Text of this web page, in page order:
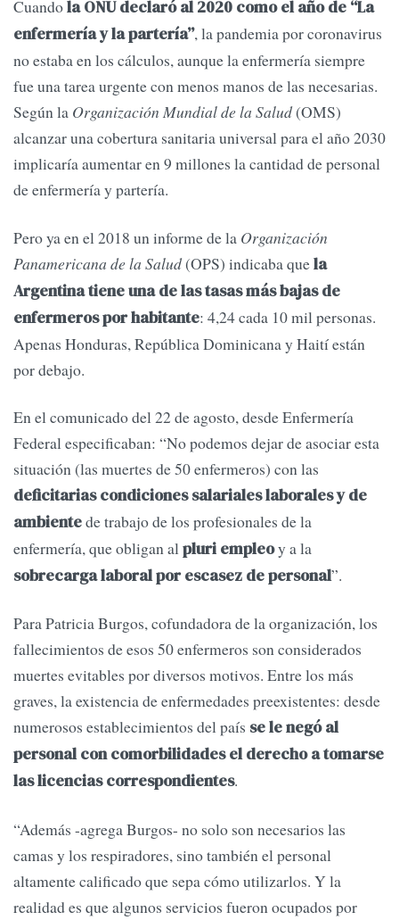
Cuandola ONU declaró al 2020 como el año de “La
enfermería y la partería”, la pandemia por coronavirus
no estaba en los cálculos, aunque la enfermería siempre
fue una tarea urgente con menos manos de las necesarias.
Según la Organización Mundial de la Salud(OMS)
alcanzar una cobertura sanitaria universal para el año 2030
implicaría aumentar en 9 millones la cantidad de personal
de enfermería y partería.
Pero ya en el 2018 un informe de la Organización
Panamericana de la Salud(OPS) indicaba quela
Argentina tiene una de las tasas más bajas de
enfermeros por habitante: 4,24 cada 10 mil personas.
Apenas Honduras, República Dominicana y Haití están
por debajo.
En el comunicado del 22 de agosto, desde Enfermería
Federal especificaban: “No podemos dejar de asociar esta
situación (las muertes de 50 enfermeros) con las
deficitarias condiciones salariales laborales y de
ambientede trabajo de los profesionales de la
enfermería, que obligan alpluri empleoy a la
sobrecarga laboral por escasez de personal”.
Para Patricia Burgos, cofundadora de la organización, los
fallecimientos de esos 50 enfermeros son considerados
muertes evitables por diversos motivos. Entre los más
graves, la existencia de enfermedades preexistentes: desde
numerosos establecimientos del país se le negó al
personal con comorbilidades el derecho a tomarse
las licencias correspondientes.
“Además -agrega Burgos- no solo son necesarios las
camas y los respiradores, sino también el personal
altamente calificado que sepa cómo utilizarlos. Y la
realidad es que algunos servicios fueron ocupados por